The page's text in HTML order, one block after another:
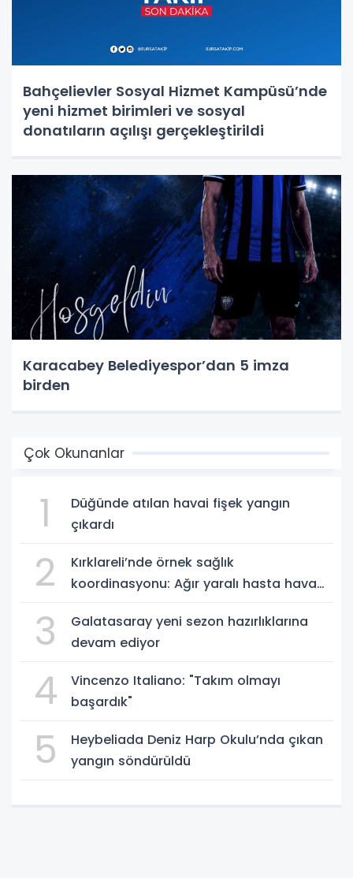
Bahçelievler Sosyal Hizmet Kampüsü’nde
yeni hizmet birimleri ve sosyal
donatıların açılışı gerçekleştirildi
Karacabey Belediyespor’dan 5 imza
birden
Çok Okunanlar
1
Düğünde atılan havai fişek yangın
çıkardı
2
Kırklareli’nde örnek sağlık
koordinasyonu: Ağır yaralı hasta hava
3
Galatasaray yeni sezon hazırlıklarına
devam ediyor
4
Vincenzo Italiano: "Takım olmayı
başardık"
5
Heybeliada Deniz Harp Okulu’nda çıkan
yangın söndürüldü